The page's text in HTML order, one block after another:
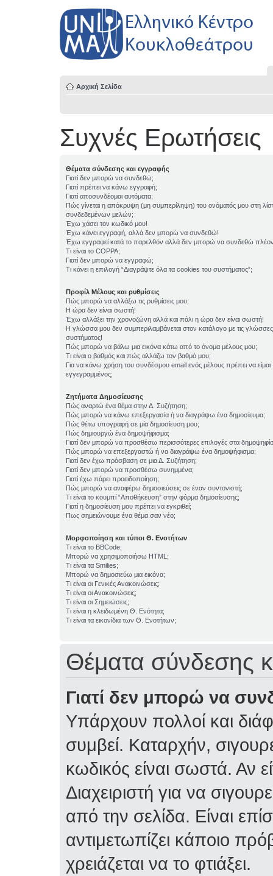
Αρχική Σελίδα
Συχνές Ερωτήσεις
Θέματα σύνδεσης και εγγραφής
Γιατί δεν μπορώ να συνδεθώ;
Γιατί πρέπει να κάνω εγγραφή;
Γιατί αποσυνδέομαι αυτόματα;
Πώς γίνεται η απόκρυψη (μη συμπερίληψη) του ονόματός μου στη
συνδεδεμένων μελών;
Έχω χάσει τον κωδικό μου!
Έχω κάνει εγγραφή, αλλά δεν μπορώ να συνδεθώ!
Έχω εγγραφεί κατά το παρελθόν αλλά δεν μπορώ να συνδεθώ
Τι είναι το COPPA;
Γιατί δεν μπορώ να εγγραφώ;
Τι κάνει η επιλογή “Διαγράψτε όλα τα cookies του συστήματος”;
Προφίλ Μέλους και ρυθμίσεις
Πώς μπορώ να αλλάξω τις ρυθμίσεις μου;
Η ώρα δεν είναι σωστή!
Έχω αλλάξει την χρονοζώνη αλλά και πάλι η ώρα δεν είναι σωστή!
Η γλώσσα μου δεν συμπεριλαμβάνεται στον κατάλογο με τις
συστήματος!
Πώς μπορώ να βάλω μια εικόνα κάτω από το όνομα μέλους μου;
Τι είναι ο βαθμός και πώς αλλάζω τον βαθμό μου;
Για να κάνω χρήση του συνδέσμου email ενός μέλους πρέπει να είμαι
εγγεγραμμένος;
Ζητήματα Δημοσίευσης
Πώς αναρτώ ένα θέμα στην Δ. Συζήτηση;
Πώς μπορώ να κάνω επεξεργασία ή να διαγράψω ένα δημοσίευμα;
Πώς θέτω υπογραφή σε μία δημοσίευση μου;
Πώς δημιουργώ ένα δημοψήφισμα;
Γιατί δεν μπορώ να προσθέσω περισσότερες επιλογές στα
Πώς μπορώ να επεξεργαστώ ή να διαγράψω ένα δημοψήφισμα;
Γιατί δεν έχω πρόσβαση σε μια Δ. Συζήτηση;
Γιατί δεν μπορώ να προσθέσω συνημμένα;
Γιατί έχω πάρει προειδοποίηση;
Πώς μπορώ να αναφέρω δημοσιεύσεις σε έναν συντονιστή;
Τι είναι το κουμπί “Αποθήκευση” στην φόρμα δημοσίευσης;
Γιατί η δημοσίευση μου πρέπει να εγκριθεί;
Πως σημειώνουμε ένα θέμα σαν νέο;
Μορφοποίηση και τύποι Θ. Ενοτήτων
Τι είναι το BBCode;
Μπορώ να χρησιμοποιήσω HTML;
Τι είναι τα Smilies;
Μπορώ να δημοσιεύω μια εικόνα;
Τι είναι οι Γενικές Ανακοινώσεις;
Τι είναι οι Ανακοινώσεις;
Τι είναι οι Σημειώσεις;
Τι είναι η κλειδωμένη Θ. Ενότητα;
Τι είναι τα εικονίδια των Θ. Ενοτήτων;
Θέματα σύνδεσης
Γιατί δεν μπορώ να
Υπάρχουν πολλοί και
συμβεί. Καταρχήν,
κωδικός είναι σωστά. Αν
Διαχειριστή για να
από την σελίδα. Είναι
αντιμετωπίζει κάποιο
χρειάζεται να το φτιάξει.